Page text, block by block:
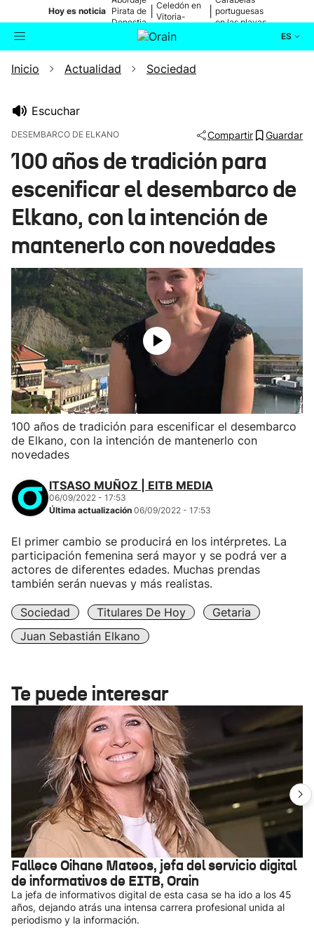
Hoy es noticia Pirata de
Donostia
Celedón en
Vitoria-
portuguesas
en las playas
ES
Buscador Actualidad
Ikusmiran
Eguraldia
Inicio Actualidad Sociedad
Escuchar
DESEMBARCO DE ELKANO Compartir Guardar
100 años de tradición para
escenificar el desembarco de
Elkano, con la intención de
mantenerlo con novedades
100 años de tradición para escenificar el desembarco
de Elkano, con la intención de mantenerlo con
novedades
ITSASO MUÑOZ | EITB MEDIA
06/09/2022 - 17:53
Última actualización 06/09/2022 - 17:53
El primer cambio se producirá en los intérpretes. La
participación femenina será mayor y se podrá ver a
actores de diferentes edades. Muchas prendas
también serán nuevas y más realistas.
Sociedad Titulares De Hoy
Getaria
Juan Sebastián Elkano
Te puede interesar
Fallece Oihane Mateos, jefa del servicio digital
de informativos de EITB, Orain
La jefa de informativos digital de esta casa se ha ido a los 45
años, dejando atrás una intensa carrera profesional unida al
periodismo y la información.